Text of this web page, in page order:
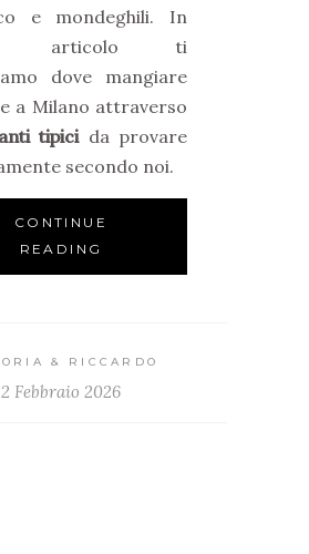
e mondeghili. In
articolo ti
dove mangiare
a Milano attraverso
tipicida provare
secondo noi.
CONTINUE
READING
& RICCARDO
2 Febbraio 2026